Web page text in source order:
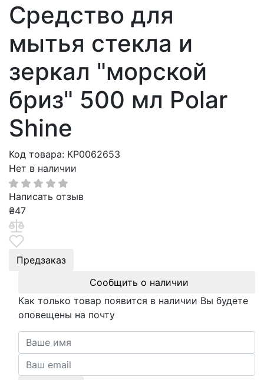
Средство для
мытья стекла и
зеркал "морской
бриз" 500 мл Polar
Shine
Код товара: КР0062653
Нет в наличии
Написать отзыв
₴47
Предзаказ
Сообщить о наличии
Как только товар появится в наличии Вы будете
оповещены на почту